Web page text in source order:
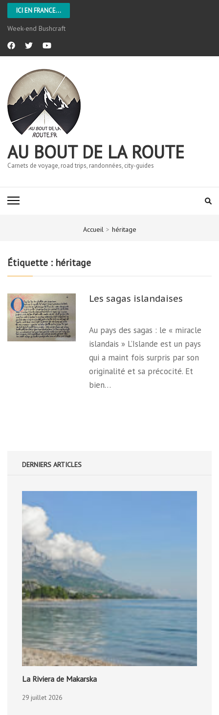
ICI EN FRANCE...
Week-end Bushcraft
AU BOUT DE LA ROUTE
Carnets de voyage, road trips, randonnées, city-guides
Accueil > héritage
Étiquette : héritage
Les sagas islandaises
Au pays des sagas : le « miracle
islandais » L’Islande est un pays
qui a maint fois surpris par son
originalité et sa précocité. Et
bien…
DERNIERS ARTICLES
La Riviera de Makarska
29 juillet 2026